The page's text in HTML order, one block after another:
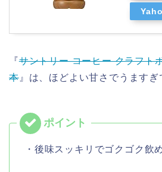
『サントリー コーヒー クラフト
本』は、ほどよい甘さでうますぎ
・後味スッキリでゴクゴク飲